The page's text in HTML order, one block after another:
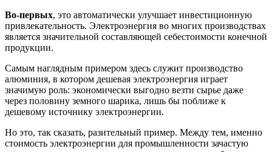
Во-первых, это автоматически улучшает инвестиционную
привлекательность. Электроэнергия во многих производствах
является значительной составляющей себестоимости конечной
продукции.
Самым наглядным примером здесь служит производство
алюминия, в котором дешевая электроэнергия играет
значимую роль: экономически выгодно везти сырье даже
через половину земного шарика, лишь бы поближе к
дешевому источнику электроэнергии.
Но это, так сказать, разительный пример. Между тем, именно
стоимость электроэнергии для промышленности зачастую